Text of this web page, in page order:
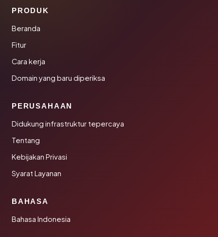
PRODUK
Beranda
Fitur
Cara kerja
Domain yang baru diperiksa
PERUSAHAAN
Didukung infrastruktur tepercaya
Tentang
Kebijakan Privasi
Syarat Layanan
BAHASA
Bahasa Indonesia